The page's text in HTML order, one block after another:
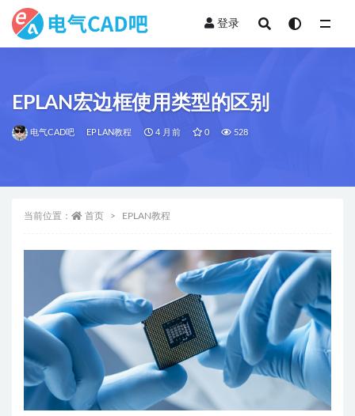
登录
EPLAN宏边框使用类型的区别
电气CAD吧 EPLAN教程 4 月前 0 528
当前位置： 首页 EPLAN教程